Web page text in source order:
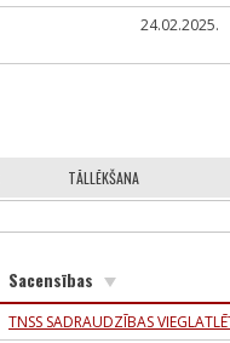
24.02.2025.
TĀLLĒKŠANA
Sacensības
TNSS SADRAUDZĪBAS